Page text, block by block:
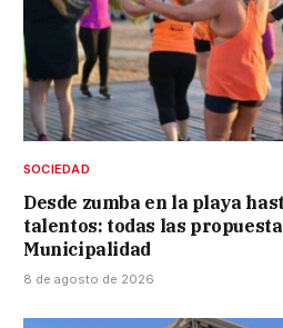
SOCIEDAD
Desde zumba en la playa
talentos: todas las
Municipalidad
8 de agosto de 2026